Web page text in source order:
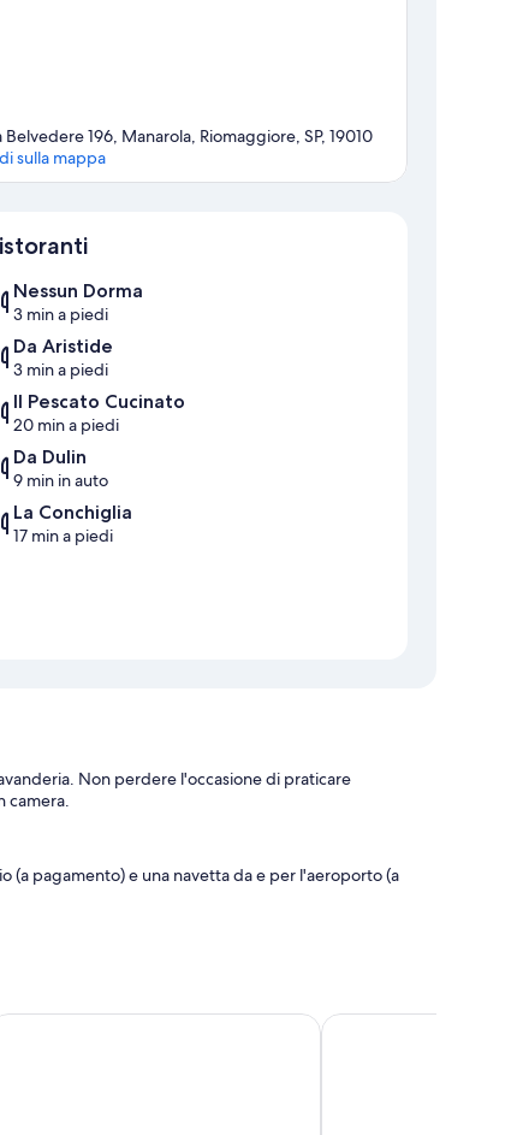
Belvedere 196, Manarola, Riomaggiore, SP, 19010
sulla mappa
Nessun Dorma
3 min a piedi
Da Aristide
3 min a piedi
Il Pescato Cucinato
20 min a piedi
Da Dulin
9 min in auto
La Conchiglia
17 min a piedi
Non perdere l'occasione di praticare
camera.
(a pagamento) e una navetta da e per l'aeroporto (a
Le Camere di Paolo